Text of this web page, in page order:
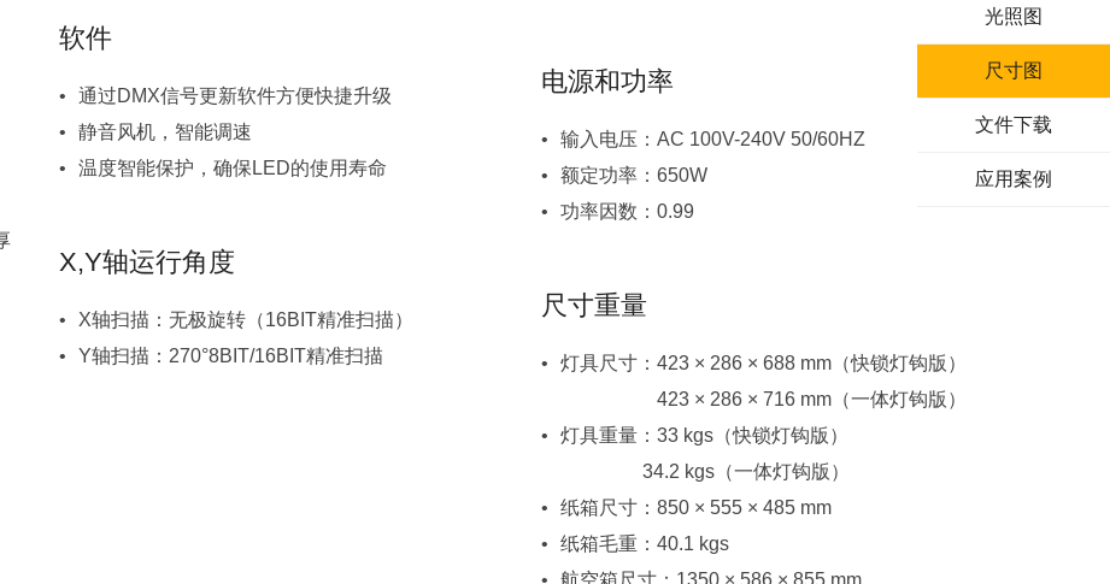
软件
通过DMX信号更新软件方便快捷升级
静音风机，智能调速
温度智能保护，确保LED的使用寿命
X,Y轴运行角度
X轴扫描：无极旋转（16BIT精准扫描）
Y轴扫描：270°8BIT/16BIT精准扫描
电源和功率
输入电压：AC 100V-240V 50/60HZ
额定功率：650W
功率因数：0.99
尺寸重量
灯具尺寸：423 × 286 × 688 mm（快锁灯钩版）
灯具尺寸：423 × 286 × 716 mm（一体灯钩版）
灯具重量：33 kgs（快锁灯钩版）
34.2 kgs（一体灯钩版）
纸箱尺寸：850 × 555 × 485 mm
纸箱毛重：40.1 kgs
光照图
尺寸图
文件下载
应用案例